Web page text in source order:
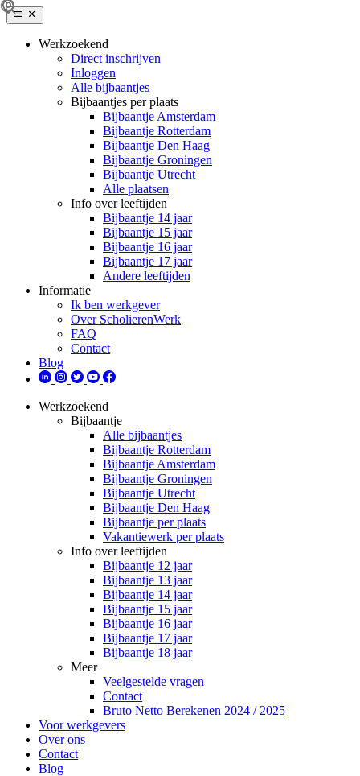
Werkzoekend
Direct inschrijven
Inloggen
Alle bijbaantjes
Bijbaantjes per plaats
Bijbaantje Amsterdam
Bijbaantje Rotterdam
Bijbaantje Den Haag
Bijbaantje Groningen
Bijbaantje Utrecht
Alle plaatsen
Info over leeftijden
Bijbaantje 14 jaar
Bijbaantje 15 jaar
Bijbaantje 16 jaar
Bijbaantje 17 jaar
Andere leeftijden
Informatie
Ik ben werkgever
Over ScholierenWerk
FAQ
Contact
Blog
Werkzoekend
Bijbaantje
Alle bijbaantjes
Bijbaantje Rotterdam
Bijbaantje Amsterdam
Bijbaantje Groningen
Bijbaantje Utrecht
Bijbaantje Den Haag
Bijbaantje per plaats
Vakantiewerk per plaats
Info over leeftijden
Bijbaantje 12 jaar
Bijbaantje 13 jaar
Bijbaantje 14 jaar
Bijbaantje 15 jaar
Bijbaantje 16 jaar
Bijbaantje 17 jaar
Bijbaantje 18 jaar
Meer
Veelgestelde vragen
Contact
Bruto Netto Berekenen 2024 / 2025
Voor werkgevers
Over ons
Contact
Blog